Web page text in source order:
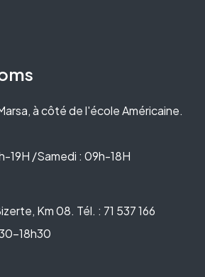
à côté de l'école Américaine.
19H /Samedi : 09h-18H
Km 08. Tél. : 71 537 166
18h30